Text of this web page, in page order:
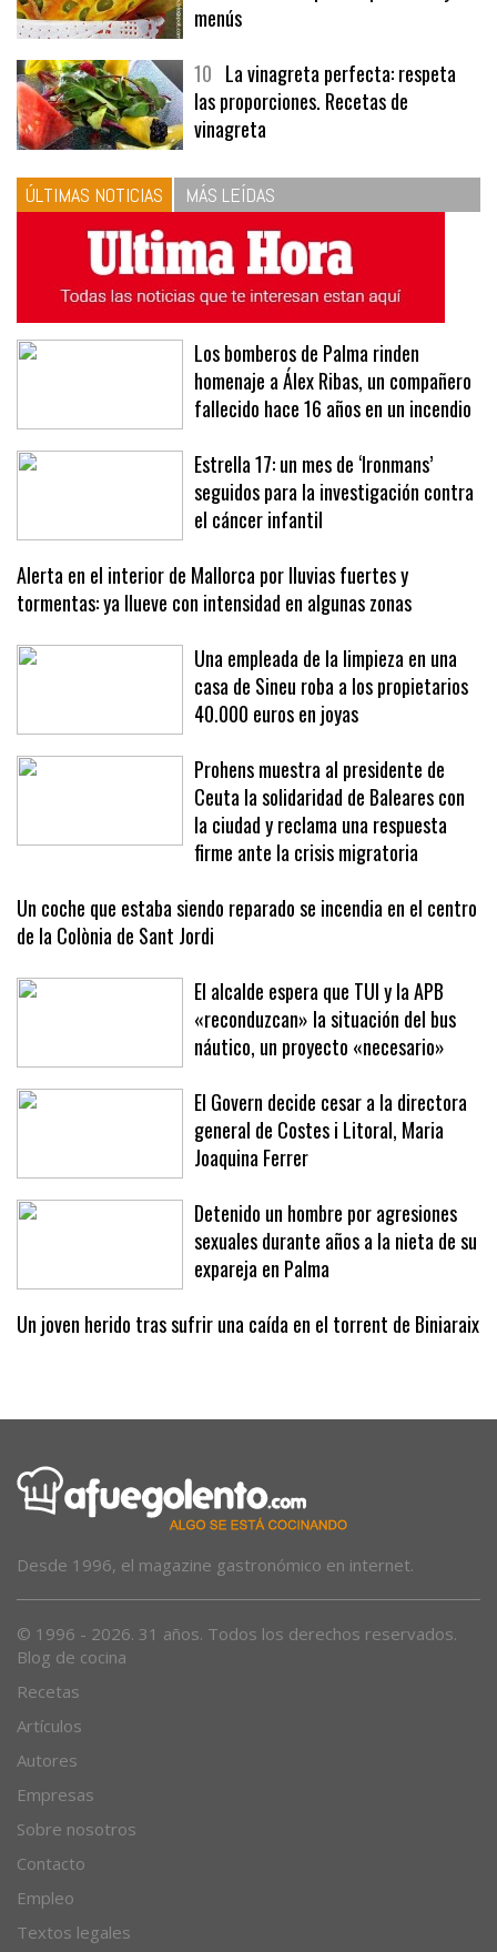
menús
10 La vinagreta perfecta: respeta
las proporciones. Recetas de
vinagreta
ÚLTIMAS NOTICIAS MÁS LEÍDAS
Los bomberos de Palma rinden
homenaje a Álex Ribas, un compañero
fallecido hace 16 años en un incendio
Estrella 17: un mes de ‘Ironmans’
seguidos para la investigación contra
el cáncer infantil
Alerta en el interior de Mallorca por lluvias fuertes y
tormentas: ya llueve con intensidad en algunas zonas
Una empleada de la limpieza en una
casa de Sineu roba a los propietarios
40.000 euros en joyas
Prohens muestra al presidente de
Ceuta la solidaridad de Baleares con
la ciudad y reclama una respuesta
firme ante la crisis migratoria
Un coche que estaba siendo reparado se incendia en el centro
de la Colònia de Sant Jordi
El alcalde espera que TUI y la APB
«reconduzcan» la situación del bus
náutico, un proyecto «necesario»
El Govern decide cesar a la directora
general de Costes i Litoral, Maria
Joaquina Ferrer
Detenido un hombre por agresiones
sexuales durante años a la nieta de su
expareja en Palma
Un joven herido tras sufrir una caída en el torrent de Biniaraix
Desde 1996, el magazine gastronómico en internet.
© 1996 - 2026. 31 años. Todos los derechos reservados.
Blog de cocina
Recetas
Artículos
Autores
Empresas
Sobre nosotros
Contacto
Empleo
Textos legales